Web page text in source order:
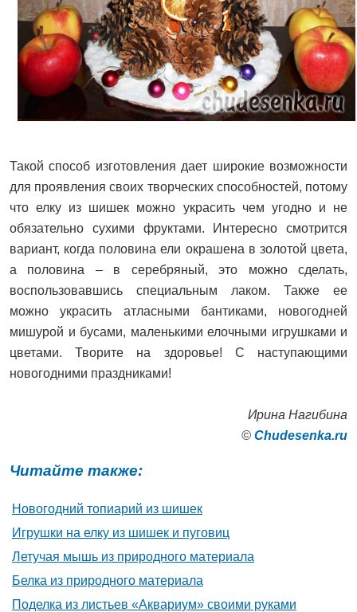
Такой способ изготовления дает широкие возможности
для проявления своих творческих способностей, потому
что елку из шишек можно украсить чем угодно и не
обязательно сухими фруктами. Интересно смотрится
вариант, когда половина ели окрашена в золотой цвета,
а половина – в серебряный, это можно сделать,
воспользовавшись специальным лаком. Также ее
можно украсить атласными бантиками, новогодней
мишурой и бусами, маленькими елочными игрушками и
цветами. Творите на здоровье! С наступающими
новогодними праздниками!
Ирина Нагибина
© Сhudesenka.ru
Читайте также:
Новогодний топиарий из шишек
Игрушки на елку из шишек и пуговиц
Летучая мышь из природного материала
Белка из природного материала
Поделка из листьев «Аквариум» своими руками